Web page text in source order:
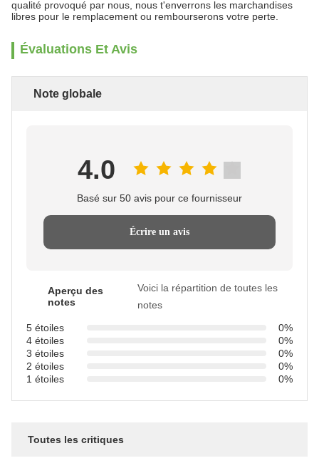
qualité provoqué par nous, nous t'enverrons les marchandises
libres pour le remplacement ou rembourserons votre perte.
Évaluations Et Avis
Note globale
4.0
Basé sur 50 avis pour ce fournisseur
Écrire un avis
Aperçu des
notes
Voici la répartition de toutes les
notes
5 étoiles
0%
4 étoiles
0%
3 étoiles
0%
2 étoiles
0%
1 étoiles
0%
Toutes les critiques